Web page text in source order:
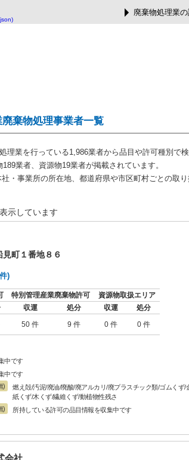
廃棄物処理業
棄物処理事業者一覧
理業を行っている1,986業者から品目や許可種別で
業者、資源物19業者が掲載されています。
・事業所の所在地、都道府県や市区町村ごとの取
示しています
町１番地８６
)
特別管理産業廃棄物許可
資源物取扱エリア
収運 処分 収運
処分
50 件 9 件 0 件 0 件
中です
中です
)
燃え殻/汚泥/廃油/廃酸/廃アルカリ/廃プラスチック類/ゴムく
紙くず/木くず/繊維くず/動植物性残さ
) 所持している許可の品目情報を収集中です
会社